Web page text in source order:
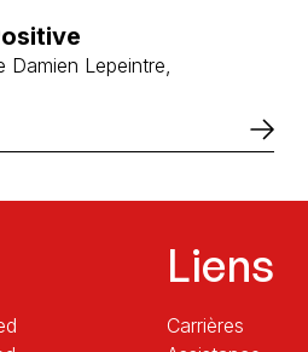
Damien Lepeintre,
Liens
Carrières